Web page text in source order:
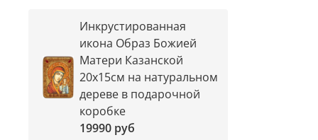
Инкрустированная
икона Образ Божией
Матери Казанской
20х15см на натуральном
дереве в подарочной
коробке
19990 руб